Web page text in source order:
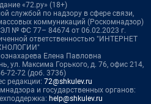
«72.ру» (18+)
службой по надзору в сфере связи,
коммуникаций (Роскомнадзор)
№ ФС 77– 84674 от 06.02.2023 г.
ответственностью "ИНТЕРНЕТ
Елена Павловна
ул. Максима Горького, д. 76, офис 214,
72-72 (доб. 3736)
редакции: 72@shkulev.ru
и государственных органов:
help@shkulev.ru